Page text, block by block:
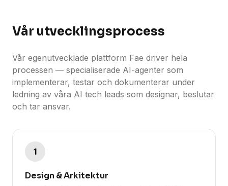
Fae
Kontakt
Kontakta
oss
Vår utvecklingsprocess
Vår egenutvecklade plattform Fae driver hela
processen — specialiserade AI-agenter som
implementerar, testar och dokumenterar under
ledning av våra AI tech leads som designar, beslutar
och tar ansvar.
1
Design & Arkitektur